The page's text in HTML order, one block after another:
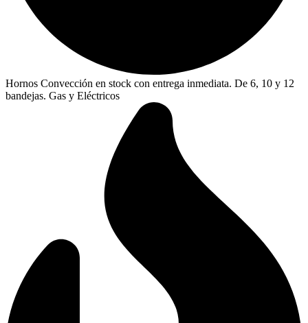
Hornos Convección en stock con entrega inmediata. De 6, 10 y 12
bandejas. Gas y Eléctricos